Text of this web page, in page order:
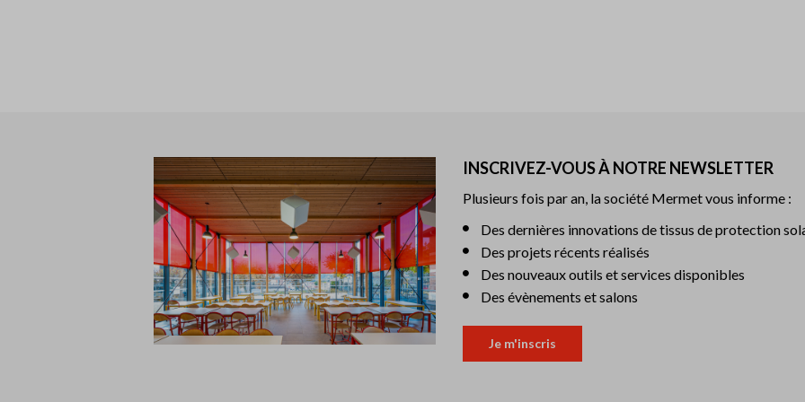
INSCRIVEZ-VOUS À NOTRE NEWSLETTER
Plusieurs fois par an, la société Mermet vous informe :
Des dernières innovations de tissus de protection
Des projets récents réalisés
Des nouveaux outils et services disponibles
Des évènements et salons
Je m'inscris